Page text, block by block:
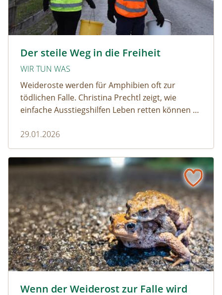
Der steile Weg in die Freiheit
WIR TUN WAS
Weideroste werden für Amphibien oft zur
tödlichen Falle. Christina Prechtl zeigt, wie
einfache Ausstiegshilfen Leben retten können –
Aufwand.
29.01.2026
Wenn der Weiderost zur Falle wird
Wenn der Weiderost zur Falle wird